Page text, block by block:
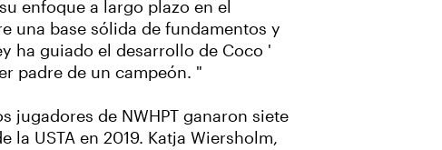
enfoque a largo plazo en el
una base sólida de fundamentos y
ha guiado el desarrollo de Coco '
padre de un campeón. "
jugadores de NWHPT ganaron siete
USTA en 2019. Katja Wiersholm,